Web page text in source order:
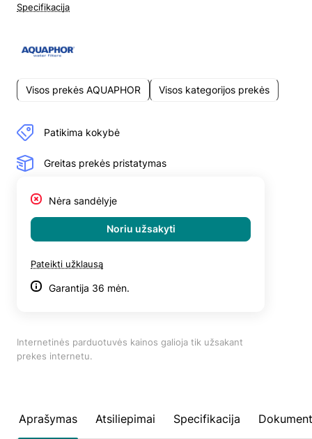
Specifikacija
Visos prekės AQUAPHOR Visos kategorijos prekės
Patikima kokybė
Greitas prekės pristatymas
Nėra sandėlyje
Noriu užsakyti
Pateikti užklausą
Garantija 36 mėn.
Internetinės parduotuvės kainos galioja tik užsakant
prekes internetu.
Aprašymas Atsiliepimai Specifikacija